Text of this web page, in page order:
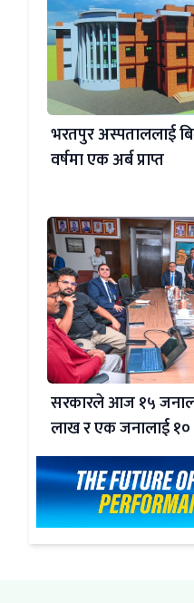
भरतपुर अस्पताललाई
वर्षमा एक अर्ब प्राप्त
सरकारले आज १५
लाख र एक जनालाई १०